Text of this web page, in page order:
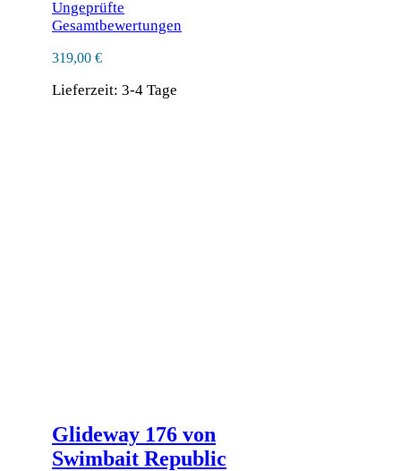
Ungeprüfte
Gesamtbewertungen
319,00 €
Lieferzeit: 3-4 Tage
Glideway 176 von
Swimbait Republic